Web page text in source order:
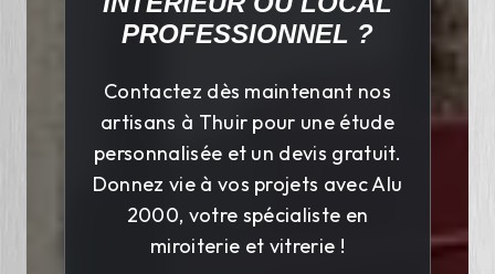
PROFESSIONNEL ?
Contactez dès maintenant nos
artisans à Thuir pour une étude
personnalisée et un devis gratuit.
Donnez vie à vos projets avec Alu
2000, votre spécialiste en
miroiterie et vitrerie !